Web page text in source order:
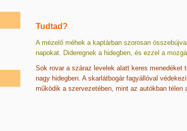
Tudtad?
A mézelő méhek a kaptárban szorosan
napokat. Dideregnek a hidegben, és ezzel a
Sok rovar a száraz levelek alatt keres menedéket
nagy hidegben. A skarlátbogár fagyállóval
működik a szervezetében, mint az autókban télen